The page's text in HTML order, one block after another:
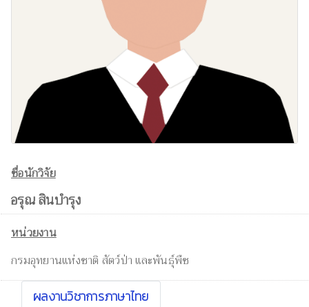
ชื่อนักวิจัย
อรุณ สินบำรุง
หน่วยงาน
กรมอุทยานแห่งชาติ สัตว์ป่า และพันธุ์พืช
ผลงานวิชาการภาษาไทย